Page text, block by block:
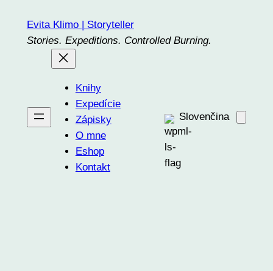
obsah
Evita Klimo | Storyteller
Stories. Expeditions. Controlled Burning.
Knihy
Expedície
Zápisky
O mne
Eshop
Kontakt
Slovenčina